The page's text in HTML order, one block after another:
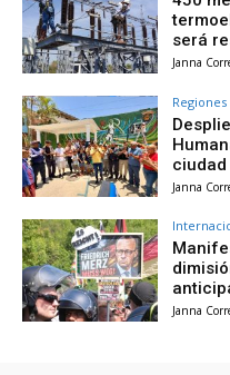
será
Janna
Regiones
ciudad
Janna
Janna